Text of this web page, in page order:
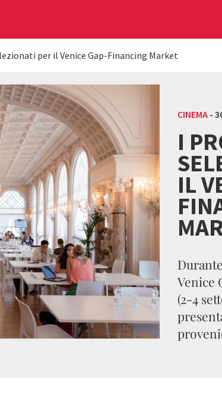
per il Venice Gap-Financing Market
CINEMA-
I
IL
Venice
(2-4